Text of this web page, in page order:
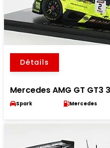
Détails
Mercedes AMG GT GT3
Spark Mercedes